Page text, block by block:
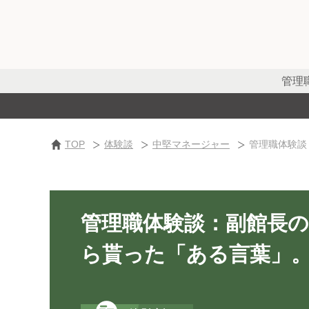
管理
TOP 体験談 中堅マネージャー 管理職体験
管理職体験談：副館長
ら貰った「ある言葉」